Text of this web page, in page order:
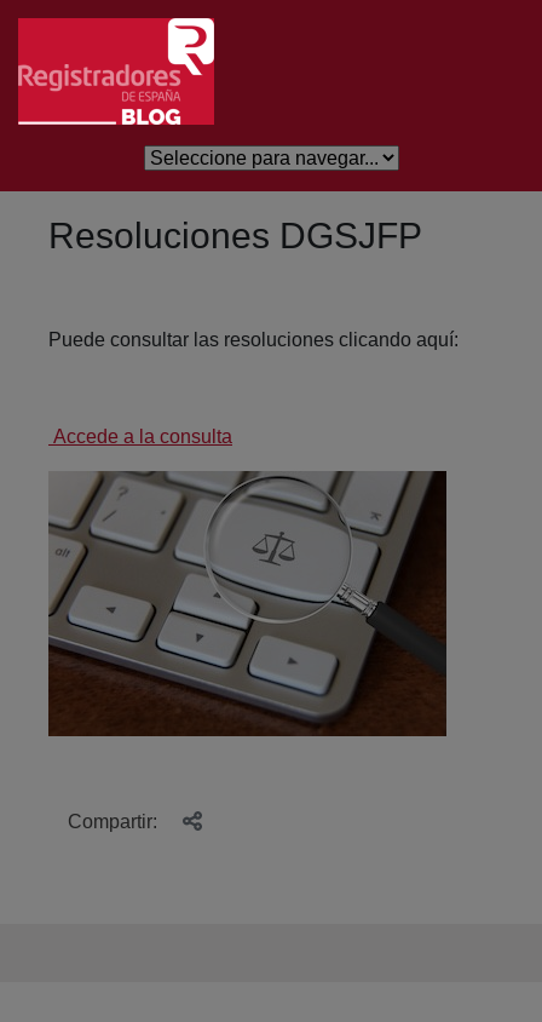
Skip to Main Content
Resoluciones DGSJFP
Puede consultar las resoluciones clicando aquí:
Accede a la consulta
Compartir: